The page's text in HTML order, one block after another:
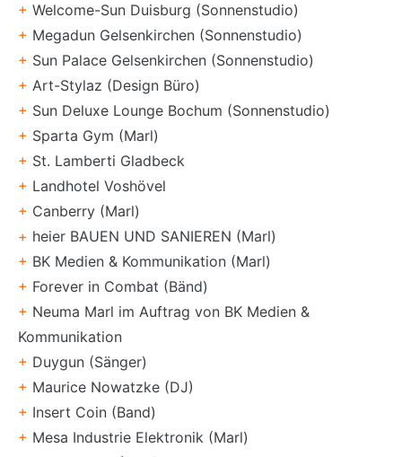
+ Welcome-Sun Duisburg (Sonnenstudio)
+ Megadun Gelsenkirchen (Sonnenstudio)
+ Sun Palace Gelsenkirchen (Sonnenstudio)
+ Art-Stylaz (Design Büro)
+ Sun Deluxe Lounge Bochum (Sonnenstudio)
+ Sparta Gym (Marl)
+ St. Lamberti Gladbeck
+ Landhotel Voshövel
+ Canberry (Marl)
+ heier BAUEN UND SANIEREN (Marl)
+ BK Medien & Kommunikation (Marl)
+ Forever in Combat (Bänd)
+ Neuma Marl im Auftrag von BK Medien &
Kommunikation
+ Duygun (Sänger)
+ Maurice Nowatzke (DJ)
+ Insert Coin (Band)
+ Mesa Industrie Elektronik (Marl)